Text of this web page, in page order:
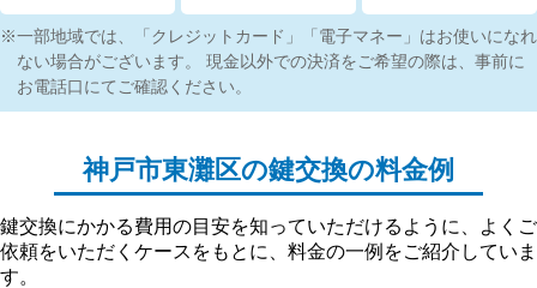
一部地域では、「クレジットカード」「電子マネー」はお使いになれ
ない場合がございます。 現金以外での決済をご希望の際は、事前に
お電話口にてご確認ください。
神戸市東灘区の鍵交換の料金例
鍵交換にかかる費用の目安を知っていただけるように、よくご
依頼をいただくケースをもとに、料金の一例をご紹介していま
す。